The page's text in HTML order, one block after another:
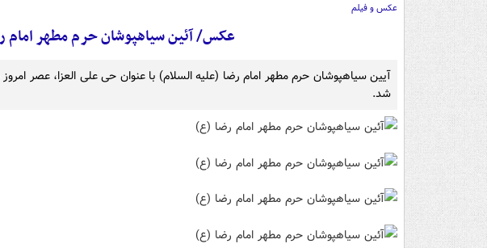
عکس و فیلم
عکس/ آئین سیاهپوشان حرم مطهر امام
شد.